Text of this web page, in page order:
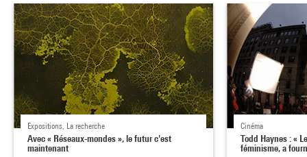
Expositions, La recherche
Avec « Réseaux-mondes », le futur c'est
maintenant
Cinéma
Todd Haynes : «
féminisme, a